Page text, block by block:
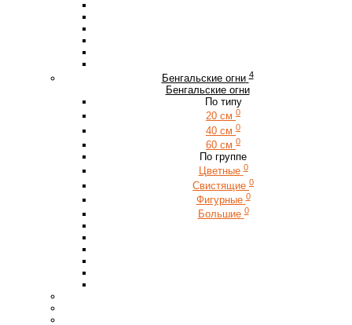
Бенгальские огни 4
Бенгальские огни
По типу
20 см 0
40 см 0
60 см 0
По группе
Цветные 0
Свистящие 0
Фигурные 0
Большие 0